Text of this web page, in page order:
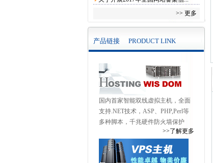
>> 更多
产品链接 PRODUCT LINK
国内首家智能双线虚拟主机，全面
支持.NET技术，ASP、PHP,Perl等
多种脚本，千兆硬件防火墙保护
>>了解更多
山东康泰实业有限公司